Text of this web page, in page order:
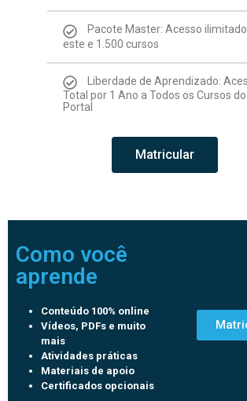
Pacote Master: Acesso
este e 1.500 cursos
Liberdade de Aprendizado:
Total por 1 Ano a Todos os Cursos do
Portal
Matricular
Como você
aprende
Conteúdo 100% online
Vídeos, PDFs e muito
mais
Atividades práticas
Materiais de apoio
Certificados opcionais